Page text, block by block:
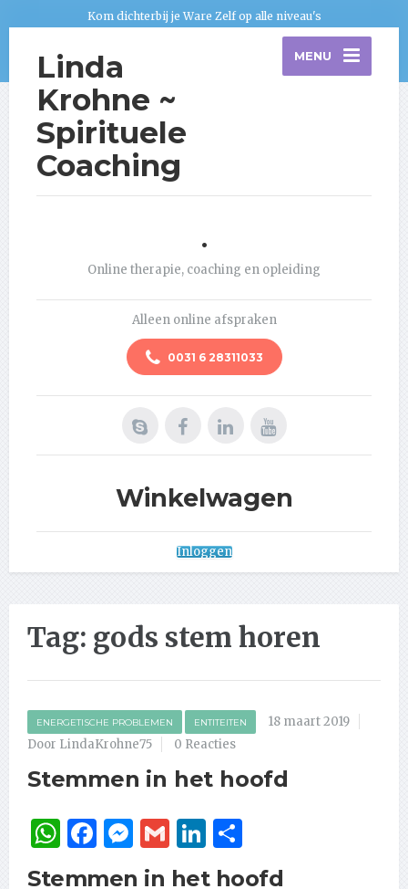
Kom dichterbij je Ware Zelf op alle niveau's
Linda
Krohne ~
Spirituele
Coaching
MENU
.
Online therapie, coaching en opleiding
Alleen online afspraken
0031 6 28311033
Winkelwagen
Inloggen
Tag: gods stem horen
ENERGETISCHE PROBLEMEN ENTITEITEN
18 maart 2019
Door LindaKrohne75
0 Reacties
Stemmen in het hoofd
WhatsApp
Facebook
Messenger
GmailLinkedIn
Stemmen in het hoofd